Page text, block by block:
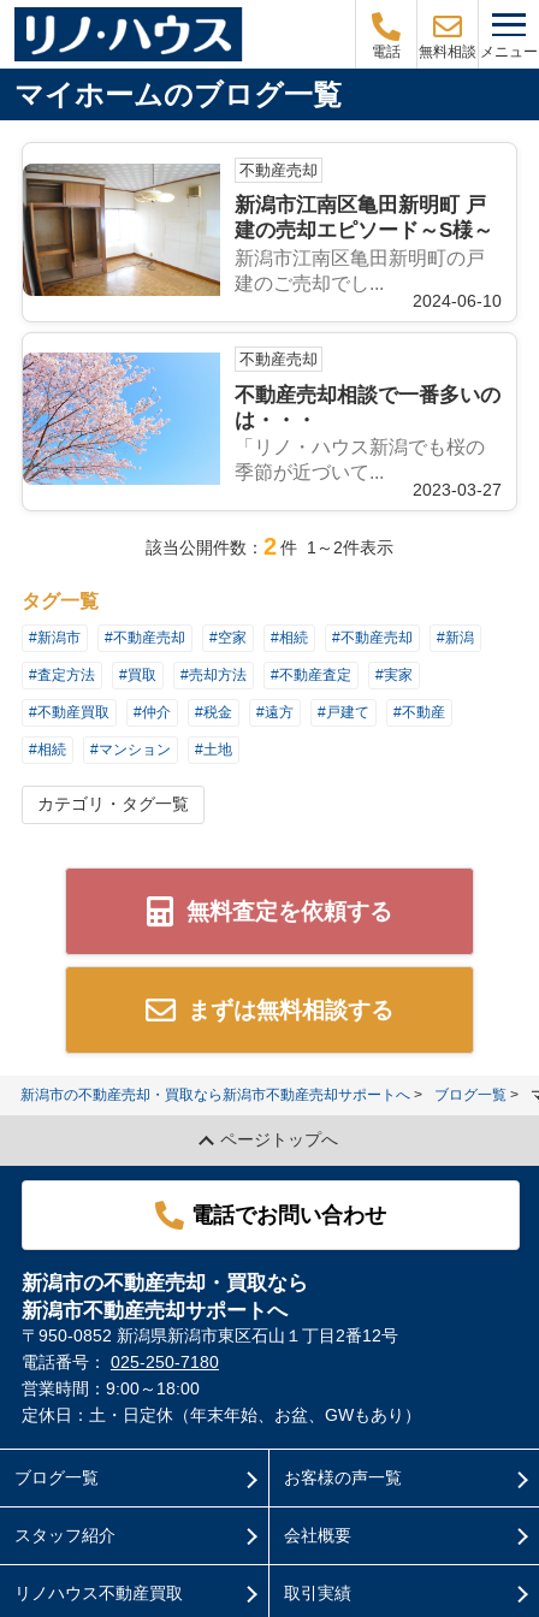
電話 無料相談 メニュー
マイホームのブログ一覧
不動産売却
新潟市江南区亀田新明町 戸
建の売却エピソード～S様～
新潟市江南区亀田新明町の戸
建のご売却でし...
2024-06-10
不動産売却
不動産売却相談で一番多いの
は・・・
「リノ・ハウス新潟でも桜の
季節が近づいて...
2023-03-27
該当公開件数： 2件 1～2件表示
タグ一覧
#新潟市 #不動産売却 #空家 #相続 #不動産売却 #新潟
#査定方法 #買取 #売却方法 #不動産査定 #実家
#不動産買取 #仲介 #税金 #遠方 #戸建て #不動産
#相続 #マンション #土地
カテゴリ・タグ一覧
無料査定を依頼する
まずは無料相談する
新潟市の不動産売却・買取なら新潟市不動産売却サポートへ ブログ一覧
ページトップへ
電話でお問い合わせ
新潟市の不動産売却・買取なら
新潟市不動産売却サポートへ
〒950-0852 新潟県新潟市東区石山１丁目2番12号
電話番号： 025-250-7180
営業時間：9:00～18:00
定休日：土・日定休（年末年始、お盆、GWもあり）
ブログ一覧
スタッフ紹介
リノハウス不動産買取
お客様の声一覧
会社概要
取引実績